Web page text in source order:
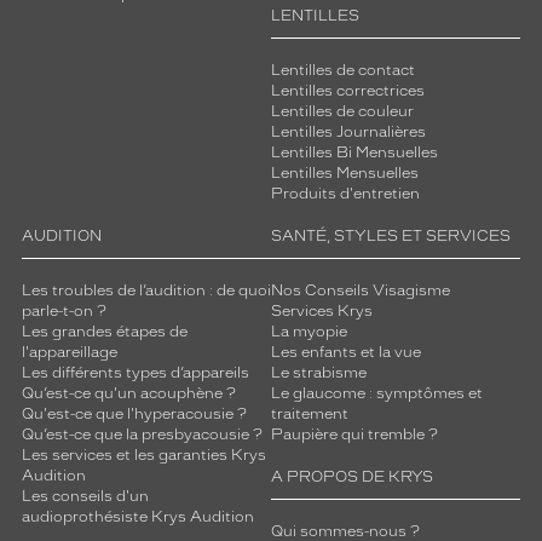
LENTILLES
Lentilles de contact
Lentilles correctrices
Lentilles de couleur
Lentilles Journalières
Lentilles Bi Mensuelles
Lentilles Mensuelles
Produits d'entretien
AUDITION
Les troubles de l’audition : de quoi
parle-t-on ?
Les grandes étapes de
l'appareillage
Les différents types d’appareils
Qu’est-ce qu'un acouphène ?
Qu'est-ce que l'hyperacousie ?
Qu’est-ce que la presbyacousie ?
Les services et les garanties Krys
Audition
Les conseils d'un
audioprothésiste Krys Audition
SANTÉ, STYLES ET SERVICES
Nos Conseils Visagisme
Services Krys
La myopie
Les enfants et la vue
Le strabisme
Le glaucome : symptômes et
traitement
Paupière qui tremble ?
A PROPOS DE KRYS
Qui sommes-nous ?